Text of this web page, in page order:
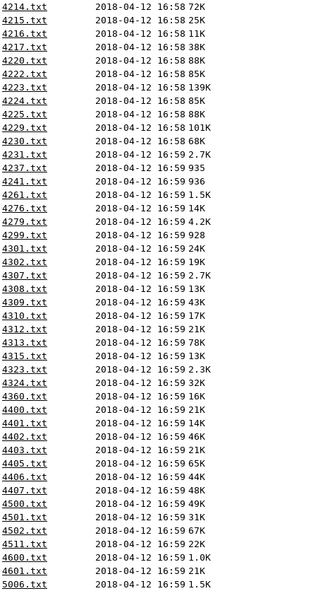
4214.txt
2018-04-12 16:58 72K
4215.txt
2018-04-12 16:58 25K
4216.txt
2018-04-12 16:58 11K
4217.txt
2018-04-12 16:58 38K
4220.txt
2018-04-12 16:58 88K
4222.txt
2018-04-12 16:58 85K
4223.txt
2018-04-12 16:58 139K
4224.txt
2018-04-12 16:58 85K
4225.txt
2018-04-12 16:58 88K
4229.txt
2018-04-12 16:58 101K
4230.txt
2018-04-12 16:58 68K
4231.txt
2018-04-12 16:59 2.7K
4237.txt
2018-04-12 16:59 935
4241.txt
2018-04-12 16:59 936
4261.txt
2018-04-12 16:59 1.5K
4276.txt
2018-04-12 16:59 14K
4279.txt
2018-04-12 16:59 4.2K
4299.txt
2018-04-12 16:59 928
4301.txt
2018-04-12 16:59 24K
4302.txt
2018-04-12 16:59 19K
4307.txt
2018-04-12 16:59 2.7K
4308.txt
2018-04-12 16:59 13K
4309.txt
2018-04-12 16:59 43K
4310.txt
2018-04-12 16:59 17K
4312.txt
2018-04-12 16:59 21K
4313.txt
2018-04-12 16:59 78K
4315.txt
2018-04-12 16:59 13K
4323.txt
2018-04-12 16:59 2.3K
4324.txt
2018-04-12 16:59 32K
4360.txt
2018-04-12 16:59 16K
4400.txt
2018-04-12 16:59 21K
4401.txt
2018-04-12 16:59 14K
4402.txt
2018-04-12 16:59 46K
4403.txt
2018-04-12 16:59 21K
4405.txt
2018-04-12 16:59 65K
4406.txt
2018-04-12 16:59 44K
4407.txt
2018-04-12 16:59 48K
4500.txt
2018-04-12 16:59 49K
4501.txt
2018-04-12 16:59 31K
4502.txt
2018-04-12 16:59 67K
4511.txt
2018-04-12 16:59 22K
4600.txt
2018-04-12 16:59 1.0K
4601.txt
2018-04-12 16:59 21K
5006.txt
2018-04-12 16:59 1.5K